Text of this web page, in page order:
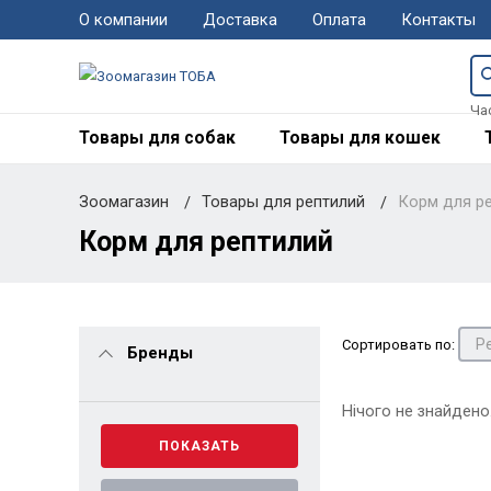
О компании Доставка Оплата Контакты
Товары для собак Товары для кошек
Зоомагазин Товары для рептилий Корм для
Корм для рептилий
Бренды
ПОКАЗАТЬ
Сортировать по:
Нічого не знайдено.